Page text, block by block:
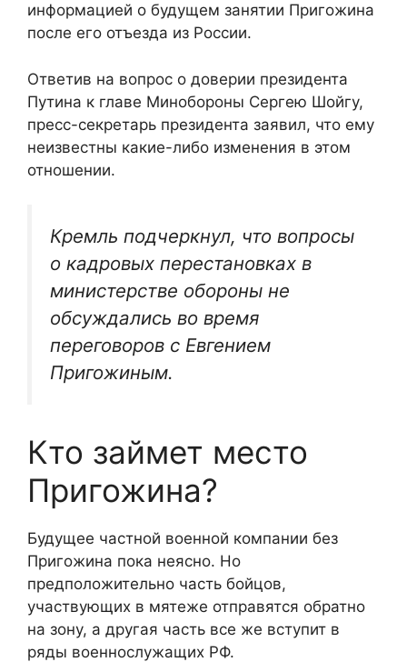
информацией о будущем занятии Пригожина
после его отъезда из России.
Ответив на вопрос о доверии президента
Путина к главе Минобороны Сергею Шойгу,
пресс-секретарь президента заявил, что ему
неизвестны какие-либо изменения в этом
отношении.
Кремль подчеркнул, что вопросы
о кадровых перестановках в
министерстве обороны не
обсуждались во время
переговоров с Евгением
Пригожиным.
Кто займет место
Пригожина?
Будущее частной военной компании без
Пригожина пока неясно. Но
предположительно часть бойцов,
участвующих в мятеже отправятся обратно
на зону, а другая часть все же вступит в
ряды военнослужащих РФ.